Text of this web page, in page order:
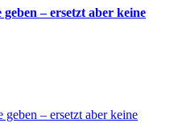
– ersetzt aber keine